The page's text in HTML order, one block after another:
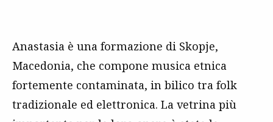
Anastasia è una formazione di Skopje,
Macedonia, che compone musica etnica
fortemente contaminata, in bilico tra folk
tradizionale ed elettronica. La vetrina più